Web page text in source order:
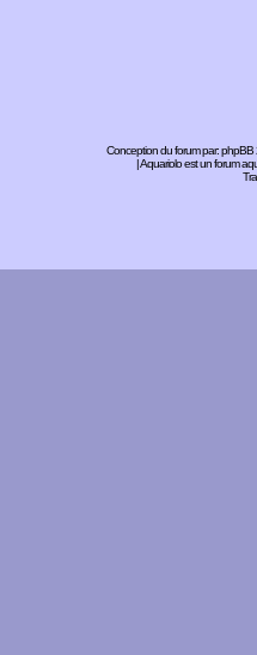
Conception du forum par:phpBB
| Aquariolo est un forum